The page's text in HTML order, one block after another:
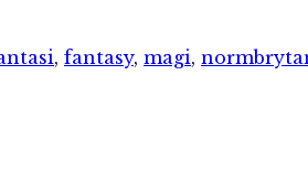
, fantasy, magi,